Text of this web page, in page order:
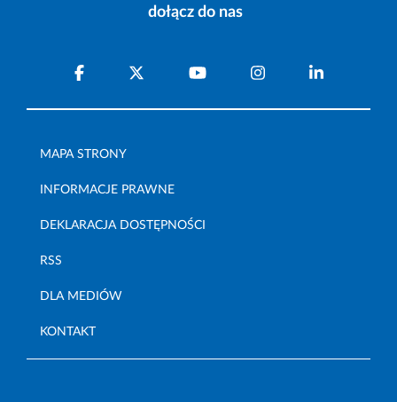
dołącz do nas
MAPA STRONY
INFORMACJE PRAWNE
DEKLARACJA DOSTĘPNOŚCI
RSS
DLA MEDIÓW
KONTAKT